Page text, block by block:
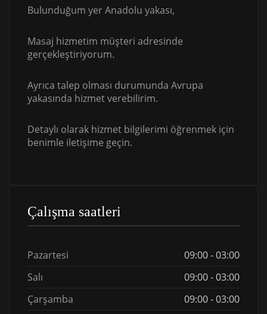
Bulunduğum yer Anadolu yakası,
Masaj hizmetim müşteri adresinde
gerçekleştiriyorum.
Ayrıca talep olması durumunda Avrupa
yakasında hizmet verebilirim.
Detaylı olarak hizmet bilgilerimi öğrenmek için
benimle iletişime geçin.
Çalışma saatleri
Pazartesi
09:00 - 03:00
Salı
09:00 - 03:00
Çarşamba
09:00 - 03:00